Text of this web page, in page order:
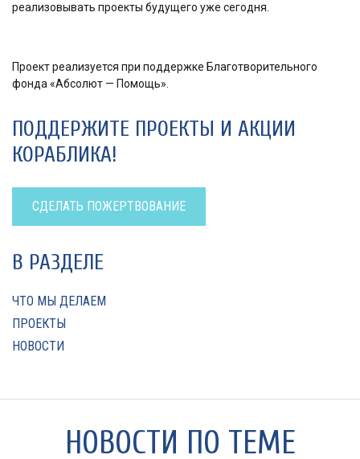
реализовывать проекты будущего уже сегодня.
Проект реализуется при поддержке Благотворительного
фонда «Абсолют — Помощь».
ПОДДЕРЖИТЕ ПРОЕКТЫ И АКЦИИ
КОРАБЛИКА!
СДЕЛАТЬ ПОЖЕРТВОВАНИЕ
В РАЗДЕЛЕ
ЧТО МЫ ДЕЛАЕМ
ПРОЕКТЫ
НОВОСТИ
НОВОСТИ ПО ТЕМЕ